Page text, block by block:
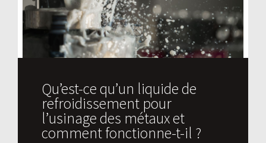
Qu’est-ce qu’un liquide de
refroidissement pour
l’usinage des métaux et
comment fonctionne-t-il ?